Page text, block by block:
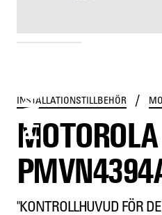
INSTALLATIONSTILLBEHÖR /
MOTOROLA
"KONTROLLHUVUD FÖR
PMVN4394A